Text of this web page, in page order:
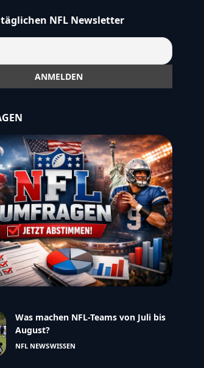
NFL Newsletter
Was machen NFL-Teams von Juli bis
August?
NFL NEWSWISSEN